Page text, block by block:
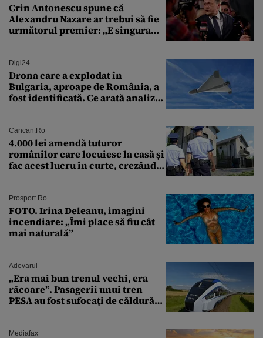
Crin Antonescu spune că
Alexandru Nazare ar trebui să fie
următorul premier: „E singura
Digi24
Drona care a explodat în
Bulgaria, aproape de România, a
fost identificată. Ce arată analiza
Cancan.ro
4.000 lei amendă tuturor
românilor care locuiesc la casă și
fac acest lucru în curte, crezând
Prosport.ro
FOTO. Irina Deleanu, imagini
incendiare: „Îmi place să fiu cât
mai naturală”
Adevarul
„Era mai bun trenul vechi, era
răcoare”. Pasagerii unui tren
PESA au fost sufocați de căldură
Mediafax